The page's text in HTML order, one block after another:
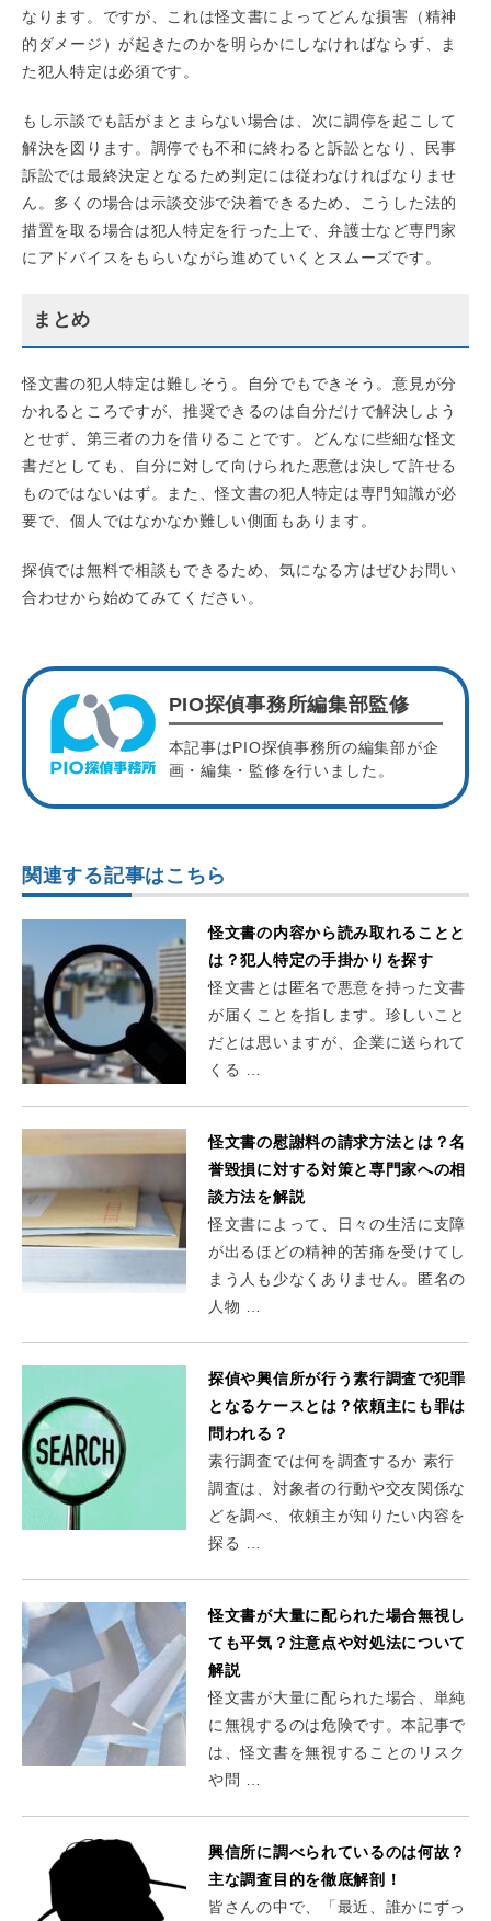
なります。ですが、これは怪文書によってどんな損害（精神
的ダメージ）が起きたのかを明らかにしなければならず、ま
た犯人特定は必須です。
もし示談でも話がまとまらない場合は、次に調停を起こして
解決を図ります。調停でも不和に終わると訴訟となり、民事
訴訟では最終決定となるため判定には従わなければなりませ
ん。多くの場合は示談交渉で決着できるため、こうした法的
措置を取る場合は犯人特定を行った上で、弁護士など専門家
にアドバイスをもらいながら進めていくとスムーズです。
まとめ
怪文書の犯人特定は難しそう。自分でもできそう。意見が分
かれるところですが、推奨できるのは自分だけで解決しよう
とせず、第三者の力を借りることです。どんなに些細な怪文
書だとしても、自分に対して向けられた悪意は決して許せる
ものではないはず。また、怪文書の犯人特定は専門知識が必
要で、個人ではなかなか難しい側面もあります。
探偵では無料で相談もできるため、気になる方はぜひお問い
合わせから始めてみてください。
PIO探偵事務所編集部監修
本記事はPIO探偵事務所の編集部が企
画・編集・監修を行いました。
関連する記事はこちら
怪文書の内容から読み取れることと
は？犯人特定の手掛かりを探す
怪文書とは匿名で悪意を持った文書
が届くことを指します。珍しいこと
だとは思いますが、企業に送られて
くる …
怪文書の慰謝料の請求方法とは？名
誉毀損に対する対策と専門家への相
談方法を解説
怪文書によって、日々の生活に支障
が出るほどの精神的苦痛を受けてし
まう人も少なくありません。匿名の
人物 …
探偵や興信所が行う素行調査で犯罪
となるケースとは？依頼主にも罪は
問われる？
素行調査では何を調査するか 素行
調査は、対象者の行動や交友関係な
どを調べ、依頼主が知りたい内容を
探る …
怪文書が大量に配られた場合無視し
ても平気？注意点や対処法について
解説
怪文書が大量に配られた場合、単純
に無視するのは危険です。本記事で
は、怪文書を無視することのリスク
や問 …
興信所に調べられているのは何故？
主な調査目的を徹底解剖！
皆さんの中で、「最近、誰かにずっ